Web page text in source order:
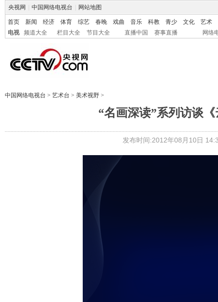
央视网 中国网络电视台 网站地图
首页 新闻 经济 体育 综艺 春晚 戏曲 音乐 科教 青少 文化
艺术
电视
频道大全 栏目大全 节目大全 直播中国 赛事直播 网络
中国网络电视台 > 艺术台 > 美术视野 >
“名画深读”系列访谈
发布时间:2012年08月10日